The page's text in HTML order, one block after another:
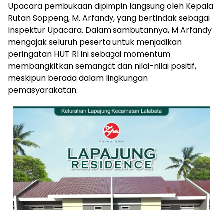
Upacara pembukaan dipimpin langsung oleh Kepala
Rutan Soppeng, M. Arfandy, yang bertindak sebagai
Inspektur Upacara. Dalam sambutannya, M Arfandy
mengajak seluruh peserta untuk menjadikan
peringatan HUT RI ini sebagai momentum
membangkitkan semangat dan nilai-nilai positif,
meskipun berada dalam lingkungan
pemasyarakatan.